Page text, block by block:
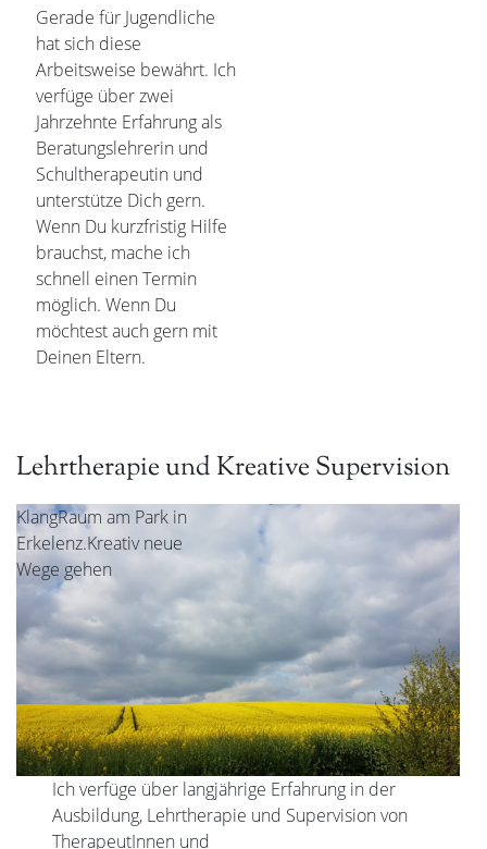
Gerade für Jugendliche
hat sich diese
Arbeitsweise bewährt. Ich
verfüge über zwei
Jahrzehnte Erfahrung als
Beratungslehrerin und
Schultherapeutin und
unterstütze Dich gern.
Wenn Du kurzfristig Hilfe
brauchst, mache ich
schnell einen Termin
möglich. Wenn Du
möchtest auch gern mit
Deinen Eltern.
Lehrtherapie und Kreative Supervision
KlangRaum am Park in
Erkelenz.Kreativ neue
Wege gehen
Ich verfüge über langjährige Erfahrung in der
Ausbildung, Lehrtherapie und Supervision von
TherapeutInnen und